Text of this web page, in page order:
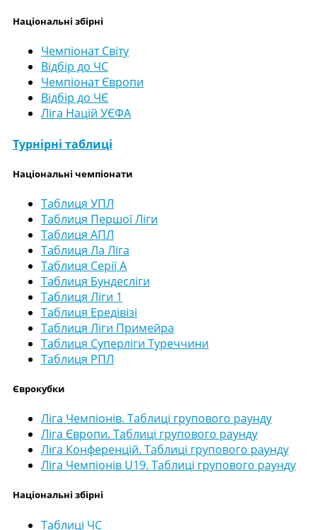
Національні збірні
Чемпіонат Світу
Відбір до ЧС
Чемпіонат Європи
Відбір до ЧЄ
Ліга Націй УЄФА
Турнірні таблиці
Національні чемпіонати
Таблиця УПЛ
Таблиця Першої Ліги
Таблиця АПЛ
Таблиця Ла Ліга
Таблиця Серії А
Таблиця Бундесліги
Таблиця Ліги 1
Таблиця Ередівізі
Таблиця Ліги Примейра
Таблиця Суперліги Туреччини
Таблиця РПЛ
Єврокубки
Ліга Чемпіонів. Таблиці групового раунду
Ліга Європи. Таблиці групового раунду
Ліга Конференцій. Таблиці групового раунду
Ліга Чемпіонів U19. Таблиці групового раунду
Національні збірні
Таблиці ЧС